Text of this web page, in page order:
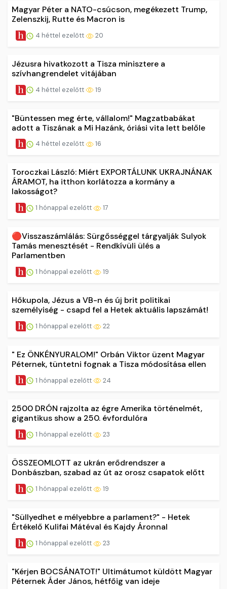
Magyar Péter a NATO-csúcson, megékezett Trump,
Zelenszkij, Rutte és Macron is
4 héttel ezelőtt 20
Jézusra hivatkozott a Tisza minisztere a
szívhangrendelet vitájában
4 héttel ezelőtt 19
"Büntessen meg érte, vállalom!" Magzatbabákat
adott a Tiszának a Mi Hazánk, óriási vita lett belőle
4 héttel ezelőtt 16
Toroczkai László: Miért EXPORTÁLUNK UKRAJNÁNAK
ÁRAMOT, ha itthon korlátozza a kormány a
lakosságot?
1 hónappal ezelőtt 17
🔴Visszaszámlálás: Sürgősséggel tárgyalják Sulyok
Tamás menesztését - Rendkívüli ülés a
Parlamentben
1 hónappal ezelőtt 19
Hőkupola, Jézus a VB-n és új brit politikai
személyiség - csapd fel a Hetek aktuális lapszámát!
1 hónappal ezelőtt 22
" Ez ÖNKÉNYURALOM!" Orbán Viktor üzent Magyar
Péternek, tüntetni fognak a Tisza módosítása ellen
1 hónappal ezelőtt 24
2500 DRÓN rajzolta az égre Amerika történelmét,
gigantikus show a 250. évfordulóra
1 hónappal ezelőtt 23
ÖSSZEOMLOTT az ukrán erődrendszer a
Donbászban, szabad az út az orosz csapatok előtt
1 hónappal ezelőtt 19
"Süllyedhet e mélyebbre a parlament?" - Hetek
Értékelő Kulifai Mátéval és Kajdy Áronnal
1 hónappal ezelőtt 23
"Kérjen BOCSÁNATOT!" Ultimátumot küldött Magyar
Péternek Áder János, hétfőig van ideje